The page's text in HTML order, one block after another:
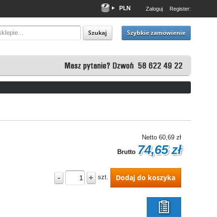
PLN
EUR
USD
Zaloguj Register:
Szukaj Szybkie zamówienie
Netto 60,69 zł
Brutto 74,65 zł
- + szt. Dodaj do koszyka